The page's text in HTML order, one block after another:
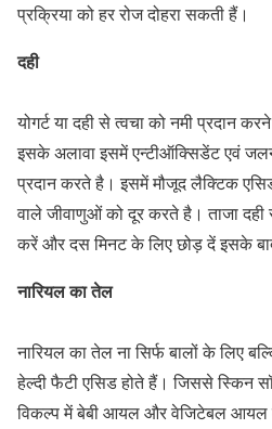
प्रक्रिया को हर रोज दोहरा सकती हैं।
दही
योगर्ट या दही से त्वचा को नमी प्रदान
इसके अलावा इसमें एन्टीऑक्सिडेंट एवं
प्रदान करते है। इसमें मौजूद लैक्टिक
वाले जीवाणुओं को दूर करते है। ताजा दही
करें और दस मिनट के लिए छोड़ दें इसके
नारियल का तेल
नारियल का तेल ना सिर्फ बालों के लिए
हेल्दी फैटी एसिड होते हैं। जिससे स्किन
विकल्प में बेबी आयल और वेजिटेबल आयल